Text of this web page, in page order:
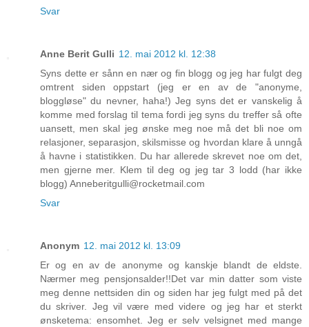
Svar
Anne Berit Gulli 12. mai 2012 kl. 12:38
Syns dette er sånn en nær og fin blogg og jeg har fulgt deg
omtrent siden oppstart (jeg er en av de "anonyme,
bloggløse" du nevner, haha!) Jeg syns det er vanskelig å
komme med forslag til tema fordi jeg syns du treffer så ofte
uansett, men skal jeg ønske meg noe må det bli noe om
relasjoner, separasjon, skilsmisse og hvordan klare å unngå
å havne i statistikken. Du har allerede skrevet noe om det,
men gjerne mer. Klem til deg og jeg tar 3 lodd (har ikke
blogg) Anneberitgulli@rocketmail.com
Svar
Anonym 12. mai 2012 kl. 13:09
Er og en av de anonyme og kanskje blandt de eldste.
Nærmer meg pensjonsalder!!Det var min datter som viste
meg denne nettsiden din og siden har jeg fulgt med på det
du skriver. Jeg vil være med videre og jeg har et sterkt
ønsketema: ensomhet. Jeg er selv velsignet med mange